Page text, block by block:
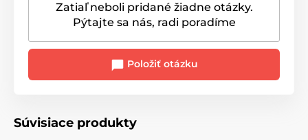
Zatiaľ neboli pridané žiadne otázky.
Pýtajte sa nás, radi poradíme
Položiť otázku
Súvisiace produkty